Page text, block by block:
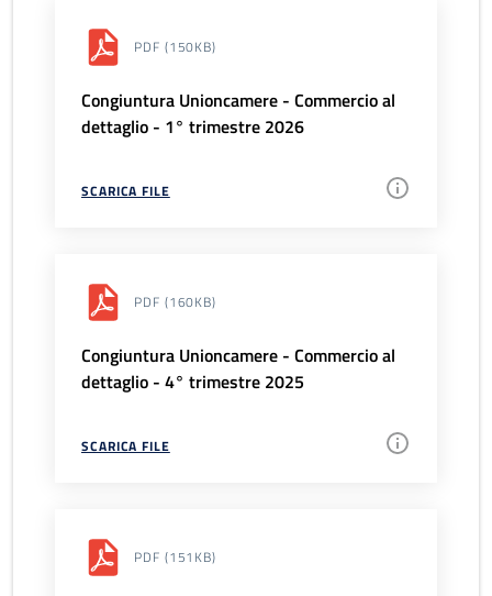
PDF (150KB)
Congiuntura Unioncamere - Commercio al
dettaglio - 1° trimestre 2026
SCARICA FILE
PDF (160KB)
Congiuntura Unioncamere - Commercio al
dettaglio - 4° trimestre 2025
SCARICA FILE
PDF (151KB)